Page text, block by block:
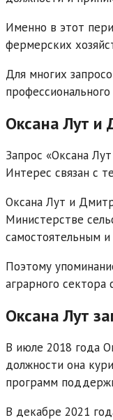
Именно в этот
фермерских
Для многих
Оксана Лут и
Запрос «Оксана
Интерес связан с
Оксана Лут и
Министерстве
самостоятельным
Поэтому
аграрного сектора
Оксана Лут
В июле 2018 года
должности она
программ
В декабре 2021